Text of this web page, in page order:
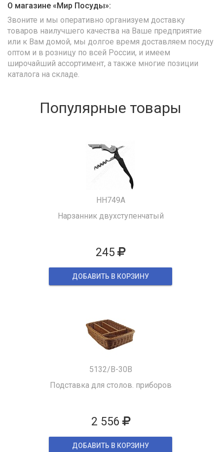
О магазине «Мир Посуды»:
Звоните и мы оперативно организуем доставку
товаров наилучшего качества на Ваше предприятие
или к Вам домой, мы долгое время доставляем посуду
оптом и в розницу по всей России, и имеем
широчайший ассортимент, а также многие позиции
каталога на складе.
Популярные товары
HH749A
Нарзанник двухступенчатый
245
ДОБАВИТЬ В КОРЗИНУ
5132/B-30B
Подставка для столов. приборов
2 556
ДОБАВИТЬ В КОРЗИНУ